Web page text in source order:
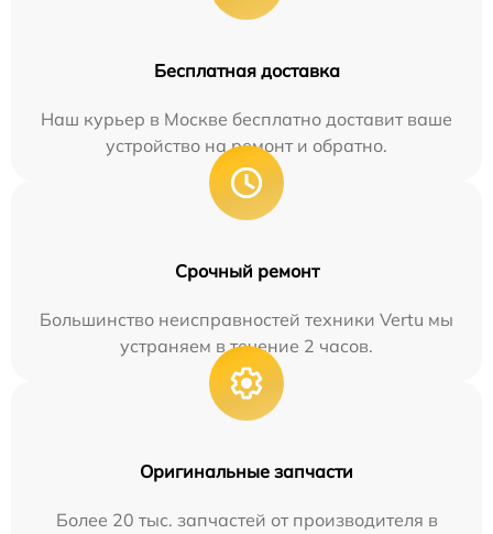
Бесплатная доставка
Наш курьер в Москве бесплатно доставит ваше
устройство на ремонт и обратно.
Срочный ремонт
Большинство неисправностей техники Vertu мы
устраняем в течение 2 часов.
Оригинальные запчасти
Более 20 тыс. запчастей от производителя в